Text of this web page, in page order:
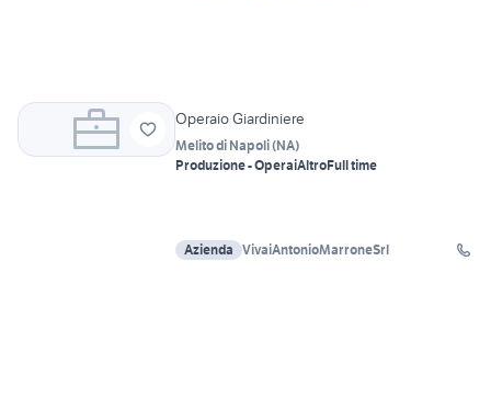
Operaio Giardiniere
Melito di Napoli(NA)
Produzione - OperaiAltroFull time
Azienda VivaiAntonioMarroneSrl